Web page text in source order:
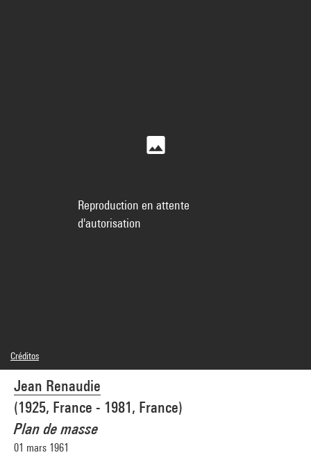
Jean Renaudie
(1925, France - 1981, France)
Plan de masse
01 mars 1961
Reproduction en attente
d'autorisation
Créditos
© Jean Renaudie
Créditos fotográficos : Centre Pompidou, MNAM-CCI/Audrey Laurans/Dist.
GrandPalaisRmn
Referencia de la imagen : 4N28713
Difusión de la imagen :GrandPalaisRmnPhoto